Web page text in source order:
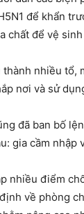
để khẩn
chất để vệ
nhiều
nơi và sử
đã ban bố
gia cầm
nhiều điểm
về phòng